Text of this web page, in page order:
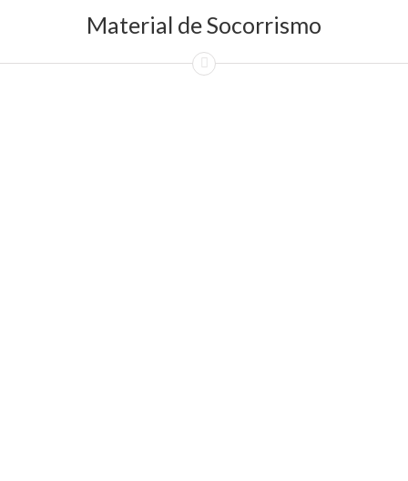
Material de Socorrismo